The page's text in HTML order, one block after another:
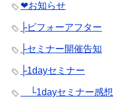
❤︎お知らせ
├ビフォーアフター
├セミナー開催告知
├1dayセミナー
└1dayセミナー感想